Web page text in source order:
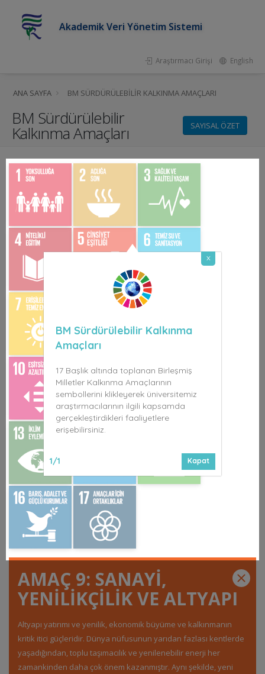
x
BM Sürdürülebilir Kalkınma
Amaçları
17 Başlık altında toplanan Birleşmiş
Milletler Kalkınma Amaçlarının
sembollerini klikleyerek üniversitemiz
araştırmacılarının ilgili kapsamda
gerçekleştirdikleri faaliyetlere
erişebilirsiniz.
1/1 Kapat
Akademik Veri Yönetim Sistemi
Araştırmacı Girişi English
ANA SAYFA BM SÜRDÜRÜLEBILIR KALKINMA AMAÇLARI
BM Sürdürülebilir
Kalkınma Amaçları SAYISAL ÖZET
AMAÇ 9: SANAYİ,
YENİLİKÇİLİK VE ALTYAPI
Altyapı yatırımı ve yenilik, ekonomik büyüme ve kalkınmanın
kritik itici güçleridir. Dünya nüfusunun yarıdan fazlası kentlerde
yaşadığından, toplu taşımacılık ve yenilenebilir enerji her
zamankinden daha çok önem kazanmıştır. Aynı şekilde, yeni